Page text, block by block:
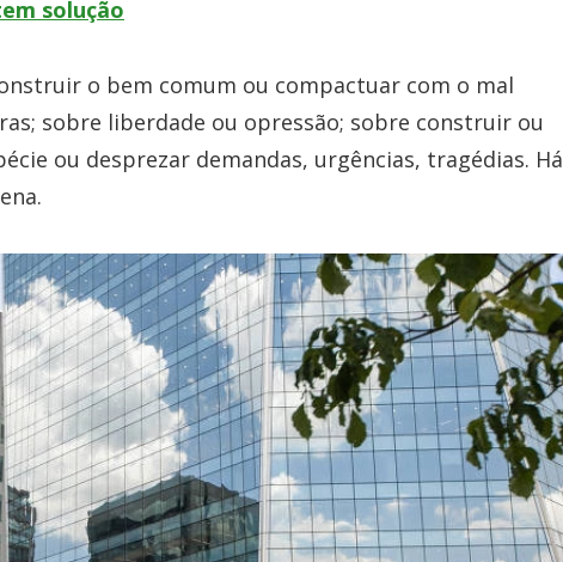
solução
o bem comum ou compactuar com o mal
sobre liberdade ou opressão; sobre construir ou
ou desprezar demandas, urgências, tragédias. Há